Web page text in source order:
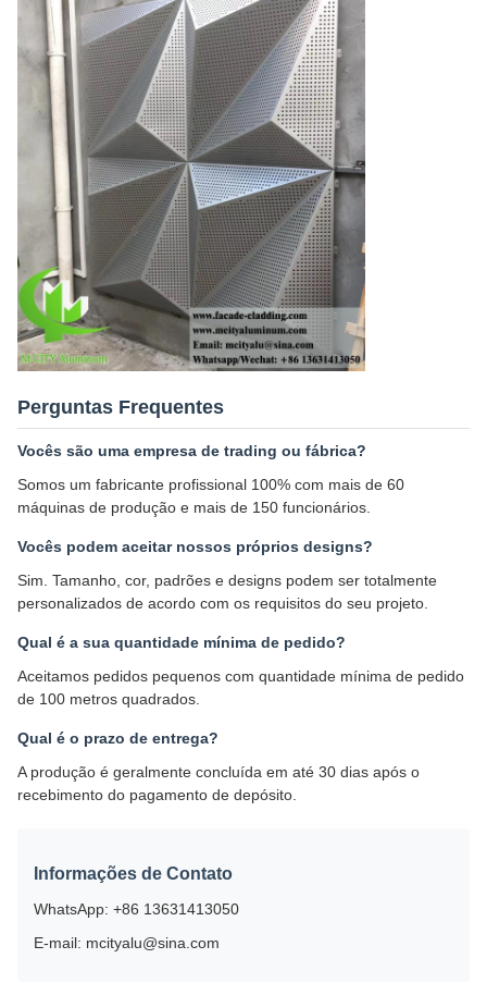
Perguntas Frequentes
Vocês são uma empresa de trading ou fábrica?
Somos um fabricante profissional 100% com mais de 60
máquinas de produção e mais de 150 funcionários.
Vocês podem aceitar nossos próprios designs?
Sim. Tamanho, cor, padrões e designs podem ser totalmente
personalizados de acordo com os requisitos do seu projeto.
Qual é a sua quantidade mínima de pedido?
Aceitamos pedidos pequenos com quantidade mínima de pedido
de 100 metros quadrados.
Qual é o prazo de entrega?
A produção é geralmente concluída em até 30 dias após o
recebimento do pagamento de depósito.
Informações de Contato
WhatsApp: +86 13631413050
E-mail: mcityalu@sina.com